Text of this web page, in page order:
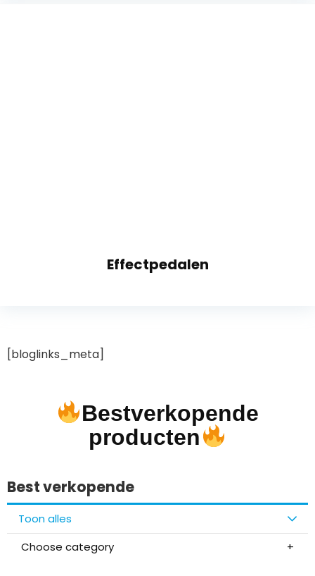
Effectpedalen
[bloglinks_meta]
Bestverkopende
producten
Best verkopende
Toon alles
Choose category